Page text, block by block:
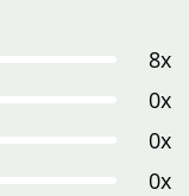
8x
0x
0x
0x